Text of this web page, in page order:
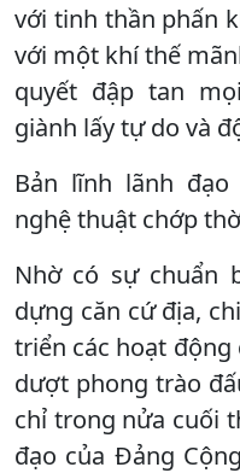
với tinh thần phấn
với một khí thế
quyết đập tan
giành lấy tự do và
Bản lĩnh lãnh
nghệ thuật chớp
Nhờ có sự chuẩn
dựng căn cứ địa,
triển các hoạt
dượt phong trào
chỉ trong nửa cuối
đạo của Đảng